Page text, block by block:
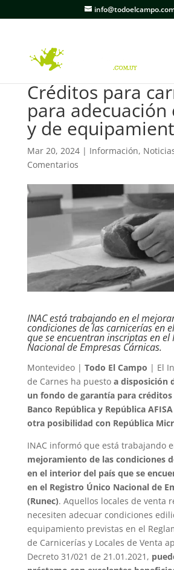
Créditos para
para adecuación
y de
Mar 20, 2024| Información,
Comentarios
INAC está trabajando en el
condiciones de las carnicerías en
que se encuentran inscriptas en el
Nacional de Empresas Cárnicas.
Montevideo | Todo El Campo | El
de Carnes ha puesto a disposición
un fondo de garantía para
Banco República y República AFISA
otra posibilidad con República
INAC informó que está trabajando
mejoramiento de las condiciones
en el interior del país que se
en el Registro Único Nacional de
(Runec). Aquellos locales de venta
necesiten adecuar condiciones
equipamiento previstas en el
de Carnicerías y Locales de Venta
Decreto 31/021 de 21.01.2021,